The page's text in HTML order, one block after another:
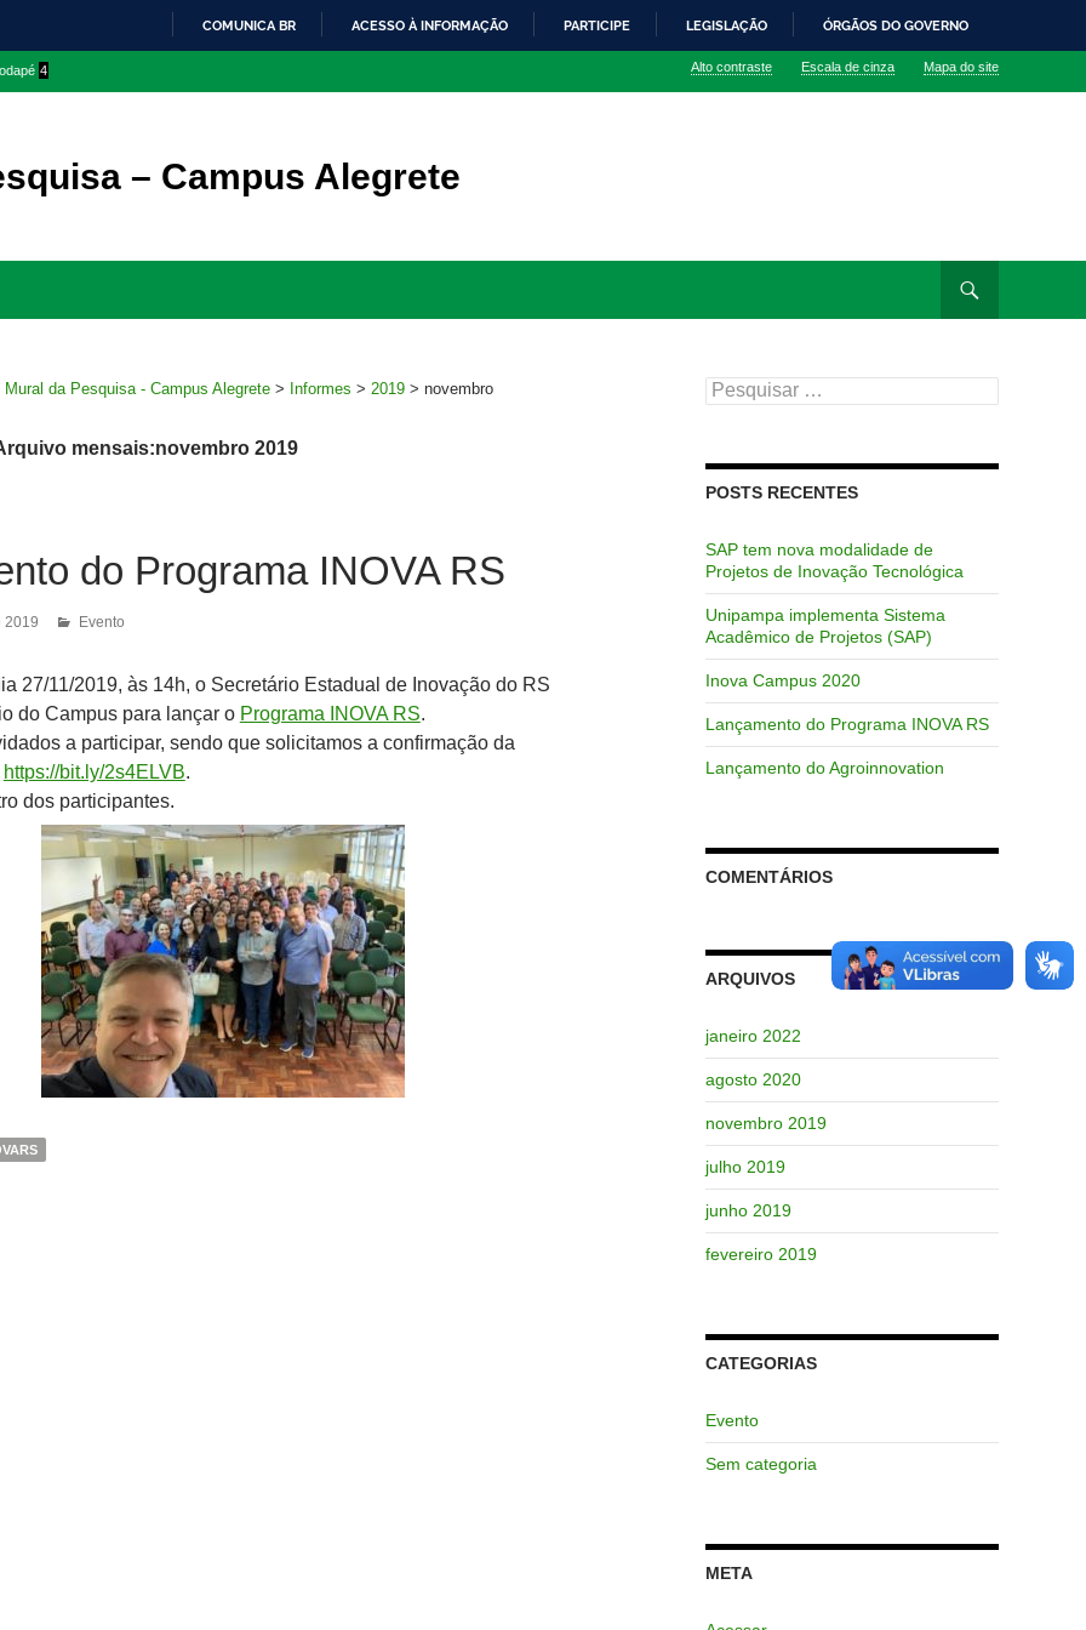
O
COMUNICA BR ACESSO À INFORMAÇÃO PARTICIPE LEGISLAÇÃO ÓRGÃOS DO GOVERNO
4 Alto contraste Escala de cinza Mapa do site
– Campus Alegrete
Mural da Pesquisa - Campus Alegrete > Informes > 2019 > novembro
mensais:novembro 2019
do Programa INOVA RS
2019 Evento
27/11/2019, às 14h, o Secretário Estadual de Inovação do RS
do Campus para lançar o Programa INOVA RS.
a participar, sendo que solicitamos a confirmação da
https://bit.ly/2s4ELVB.
dos participantes.
Pesquisar
por:
POSTS RECENTES
SAP tem nova modalidade de
Projetos de Inovação Tecnológica
Unipampa implementa Sistema
Acadêmico de Projetos (SAP)
Inova Campus 2020
Lançamento do Programa INOVA RS
Lançamento do Agroinnovation
COMENTÁRIOS
ARQUIVOS
janeiro 2022
agosto 2020
novembro 2019
julho 2019
junho 2019
fevereiro 2019
CATEGORIAS
Evento
Sem categoria
META